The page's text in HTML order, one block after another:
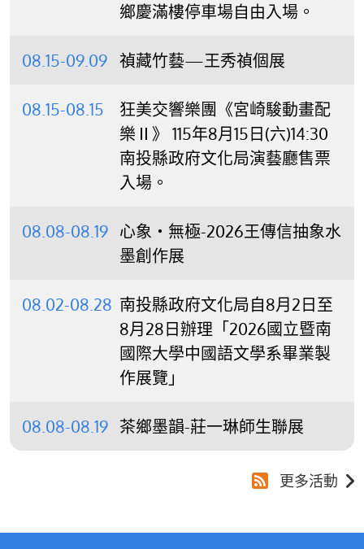
鄉慶滿樓停車場自由入場。
08.15-09.09 禎藏竹藝—王秀禎個展
08.15-08.15
狂美交響樂團《宮崎駿動畫配
樂Ⅱ》 115年8月15日(六)14:30
南投縣政府文化局演藝廳售票
入場。
08.08-08.19 心象‧無極-2026王傳信抽象水
墨創作展
08.02-08.28 南投縣政府文化局自8月2日至
8月28日辦理「2026國立暨南
國際大學中國語文學系畢業製
作展覽」
08.08-08.19 茶鄉墨韻-莊一琳師生聯展
更多活動